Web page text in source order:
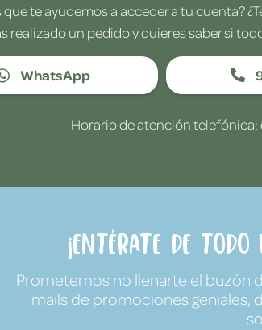
que te ayudemos a acceder a tu cuenta?
realizado un pedido y quieres saber si
WhatsApp
Horario de atención telefónica:
¡Entérate de todo
Prometemos no llenarte el buzón
mails de promociones geniales,